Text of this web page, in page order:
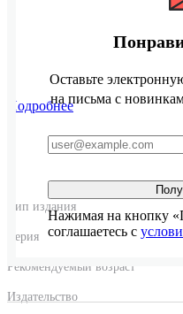
Подробнее
Тип издания
Серия
Рекомендуемый возраст
Издательство
Оставьте
на письма с
Нажимая на кнопку
соглашаетесь с